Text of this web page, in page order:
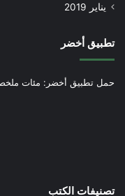
يناير 2019
تطبيق أخضر
حمل تطبيق أخضر: مئات
تصنيفات الكتب